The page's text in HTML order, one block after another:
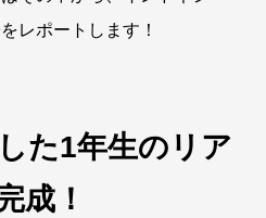
レポートします！
た1年生のリア
成！